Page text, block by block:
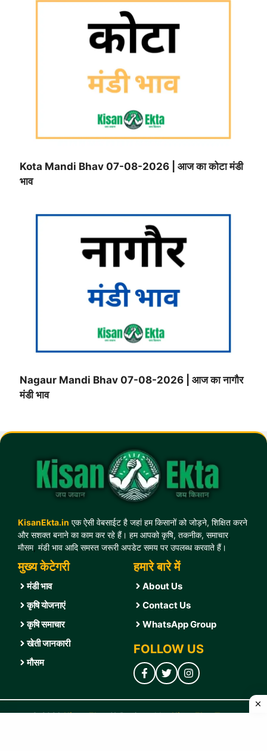
Kota Mandi Bhav 07-08-2026 | आज का कोटा मंडी
भाव
Nagaur Mandi Bhav 07-08-2026 | आज का नागौर
मंडी भाव
KisanEkta.in एक ऐसी वेबसाईट है जहां हम किसानों को जोड़ने, शिक्षित करने
और सशक्त बनाने का काम कर रहे हैं। हम आपको कृषि, तकनीक, समाचार,
मौसम, मंडी भाव आदि समस्त जरूरी अपडेट समय पर उपलब्ध करवाते हैं।
मुख्य केटेगरी
मंडी भाव
कृषि योजनाएं
कृषि समाचार
खेती जानकारी
मौसम
हमारे बारे में
About Us
Contact Us
WhatsApp Group
FOLLOW US
© 2026Kisan Ekta❤️ Designed byKisanEkta Team